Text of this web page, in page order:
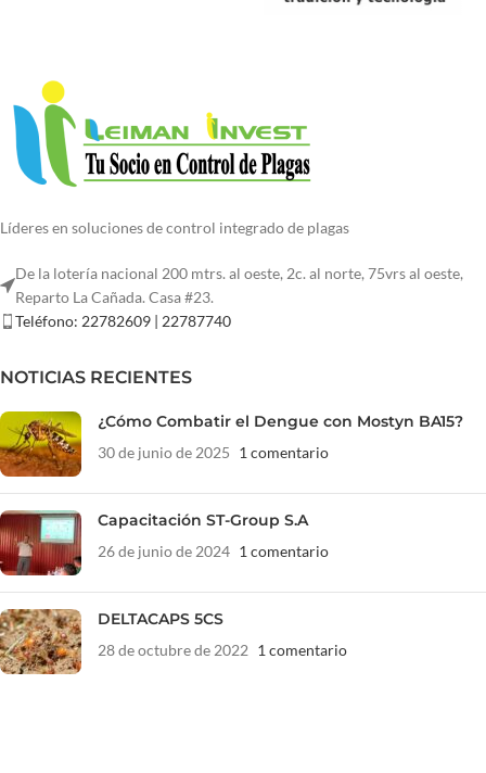
una sola dirección. Tiene dos
Líderes en soluciones de control integrado de plagas
De la lotería nacional 200 mtrs. al oeste, 2c. al norte, 75vrs al oeste,
Reparto La Cañada. Casa #23.
Teléfono: 22782609 | 22787740
NOTICIAS RECIENTES
¿Cómo Combatir el Dengue con Mostyn BA15?
30 de junio de 2025 1 comentario
Capacitación ST-Group S.A
26 de junio de 2024 1 comentario
DELTACAPS 5CS
28 de octubre de 2022 1 comentario